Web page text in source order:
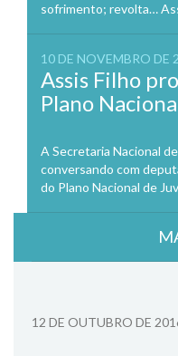
sofrimento; revolta…
10 DE NOVEMBRO DE
Assis Filho
Plano
A Secretaria Nacional
conversando com
do Plano Nacional de
12 DE OUTUBRO DE